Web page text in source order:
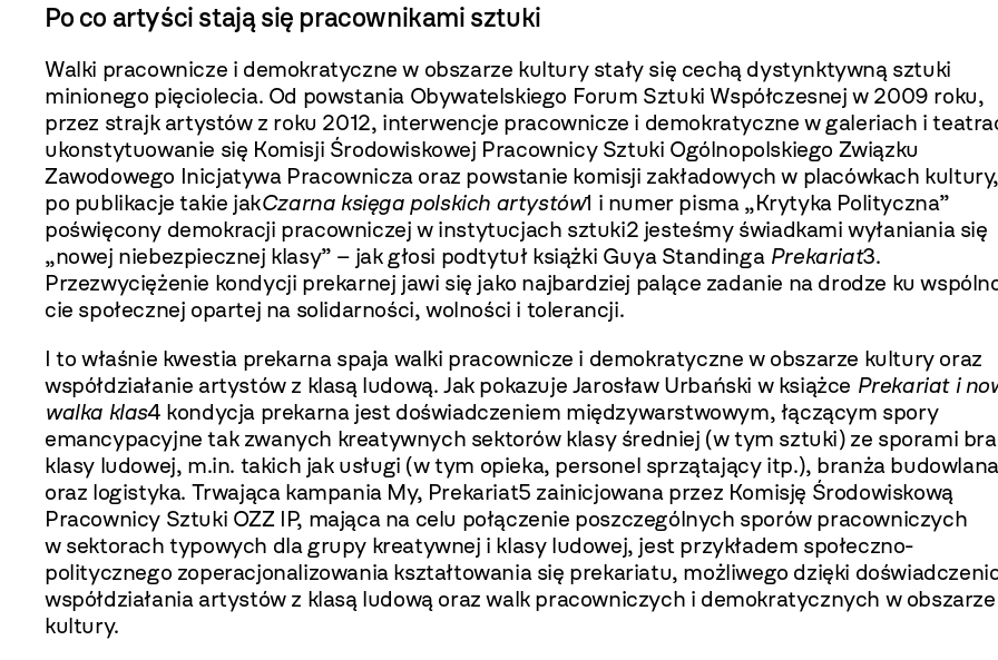
Po co artyści stają się pracownikami sztuki
Walki pracownicze i demokratyczne w obsza­rze kultury stały się cechą dystynktywną sztuki
minionego pięciolecia. Od powstania Obywatel­skiego Forum Sztuki Współczesnej w 2009 roku,
przez strajk artystów z roku 2012, interwen­cje pracownicze i demokratyczne w galeriach i
ukonstytuowanie się Komisji Środo­wiskowej Pracownicy Sztuki Ogólnopolskiego Związku
Zawodowego Inicjatywa Pracownicza oraz powstanie komisji zakładowych w placów­kach
po publikacje takie jakCzarna księga polskich artystów1 i numer pisma „Krytyka Polityczna”
poświęcony demokracji pracowni­czej w instytucjach sztuki2 jesteśmy świadkami wyłaniania się
„nowej niebezpiecznej klasy” – jak głosi podtytuł książki Guya Standinga Prekariat3.
Przezwyciężenie kondycji prekarnej jawi się jako najbardziej palące zadanie na drodze ku
cie społecznej opartej na solidarności, wolności i tolerancji.
I to właśnie kwestia prekarna spaja walki pracownicze i demokratyczne w obszarze kul­tury oraz
współdziałanie artystów z klasą ludo­wą. Jak pokazuje Jarosław Urbański w książce Prekariat i
walka klas4 kondycja prekarna jest doświadczeniem międzywarstwowym, łą­czącym spory
emancypacyjne tak zwanych kre­atywnych sektorów klasy średniej (w tym sztu­ki) ze sporami
klasy ludowej, m.in. takich jak usługi (w tym opieka, personel sprzątający itp.), branża budowlana
oraz logistyka. Trwająca kampania My, Prekariat5 zainicjowana przez Ko­misję Środowiskową
Pracownicy Sztuki OZZ IP, mająca na celu połączenie poszczególnych spo­rów pracowniczych
w sektorach typowych dla grupy kreatywnej i klasy ludowej, jest przykła­dem społeczno-
politycznego zoperacjonalizo­wania kształtowania się prekariatu, możliwego dzięki
współdziałania artystów z klasą ludową oraz walk pracowniczych i de­mokratycznych w obszarze
kultury.